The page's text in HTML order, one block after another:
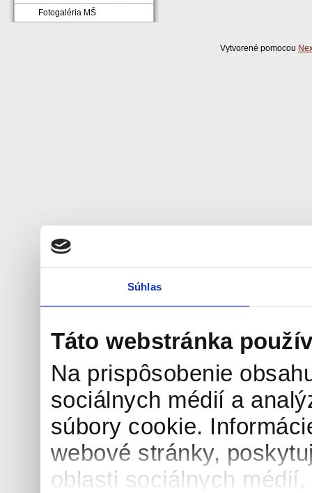
Súhlas
Táto webstránka
Na prispôsobenie
sociálnych médií a
súbory cookie.
webové stránky,
oblasti sociálnych
Fotogaléria MŠ
Vytvorené pomocou